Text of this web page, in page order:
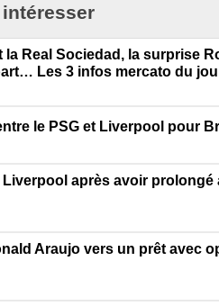
la Real Sociedad, la surprise
Les 3 infos mercato du
le PSG et Liverpool pour
après avoir prolongé
Araujo vers un prêt avec